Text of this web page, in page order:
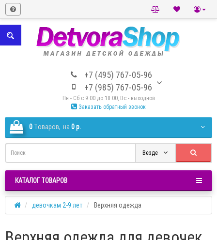
+7 (495) 767-05-96
+7 (985) 767-05-96
Пн - Сб с 9.00 до 18.00, Вс - выходной
Заказать обратный звонок
0 Tоваров, на 0 р.
Везде
КАТАЛОГ ТОВАРОВ
девочкам 2-9 лет Верхняя одежда